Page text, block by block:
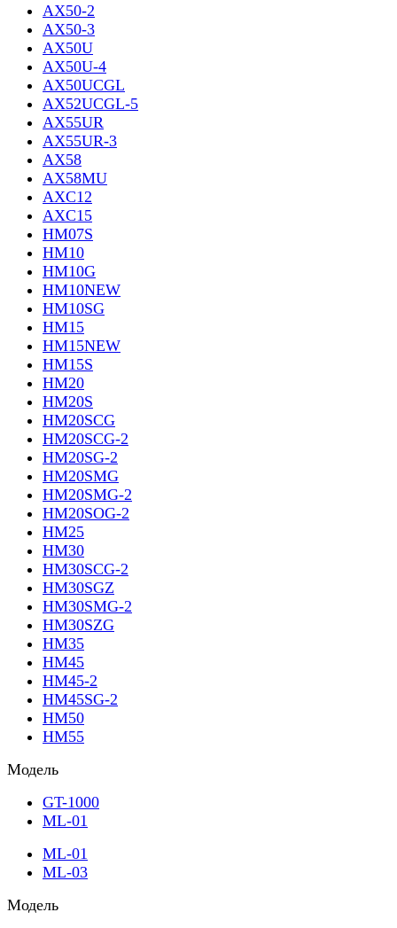
AX50-2
AX50-3
AX50U
AX50U-4
AX50UCGL
AX52UCGL-5
AX55UR
AX55UR-3
AX58
AX58MU
AXC12
AXC15
HM07S
HM10
HM10G
HM10NEW
HM10SG
HM15
HM15NEW
HM15S
HM20
HM20S
HM20SCG
HM20SCG-2
HM20SG-2
HM20SMG
HM20SMG-2
HM20SOG-2
HM25
HM30
HM30SCG-2
HM30SGZ
HM30SMG-2
HM30SZG
HM35
HM45
HM45-2
HM45SG-2
HM50
HM55
Модель
GT-1000
ML-01
ML-01
ML-03
Модель